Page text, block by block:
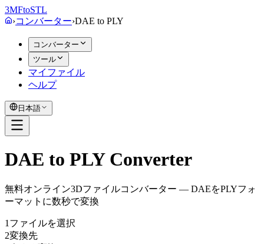
3MFtoSTL
›コンバーター›DAE to PLY
コンバーター
ツール
マイファイル
ヘルプ
日本語
DAE to PLY Converter
無料オンライン3Dファイルコンバーター — DAEをPLYフォ
ーマットに数秒で変換
1 ファイルを選択
2変換先